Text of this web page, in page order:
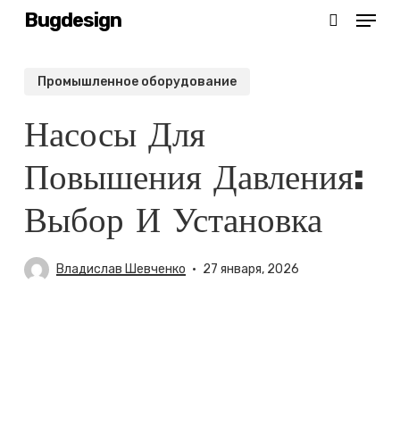
SkipBugdesign Menu
Промышленное оборудование
Насосы Для
Повышения Давления:
Выбор И Установка
Владислав Шевченко 27 января, 2026